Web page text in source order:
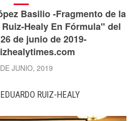
Basilio -Fragmento de la
Healy En Fórmula" del
de junio de 2019-
JUNIO, 2019
EDUARDO RUIZ-HEALY